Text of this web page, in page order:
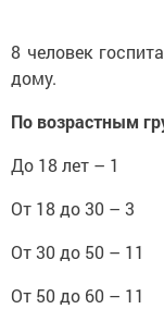
8 человек
дому.
По возрастным
До 18 лет – 1
От 18 до 30 – 3
От 30 до 50 – 11
От 50 до 60 – 11